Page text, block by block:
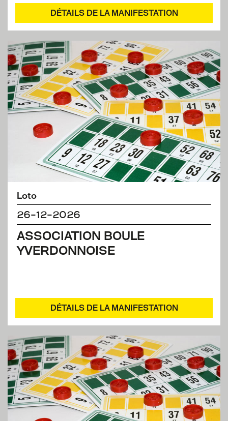
DÉTAILS DE LA MANIFESTATION
Loto
26-12-2026
ASSOCIATION BOULE
YVERDONNOISE
DÉTAILS DE LA MANIFESTATION